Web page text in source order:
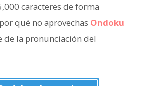
caracteres de forma
qué no aprovechas Ondoku
de la pronunciación del